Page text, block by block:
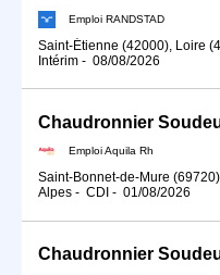
Emploi RANDSTAD
Saint-Étienne (42000), Loire
Intérim - 08/08/2026
Chaudronnier
Emploi Aquila Rh
Saint-Bonnet-de-Mure
Alpes - CDI - 01/08/2026
Chaudronnier